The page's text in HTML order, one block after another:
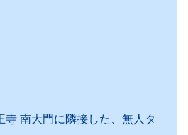
寺 南大門に隣接した、無人タ